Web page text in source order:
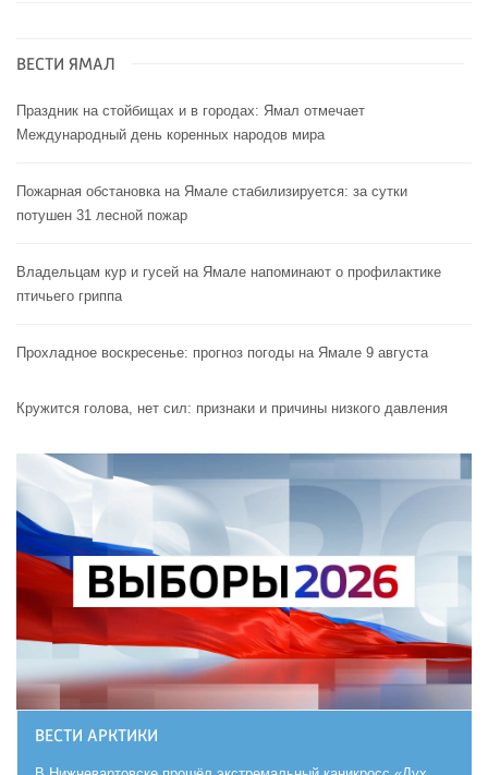
ВЕСТИ ЯМАЛ
Праздник на стойбищах и в городах: Ямал отмечает
Международный день коренных народов мира
Пожарная обстановка на Ямале стабилизируется: за сутки
потушен 31 лесной пожар
Владельцам кур и гусей на Ямале напоминают o профилактике
птичьего гриппа
Прохладное воскресенье: прогноз погоды на Ямале 9 августа
Кружится голова, нет сил: признаки и причины низкого давления
ВЕСТИ АРКТИКИ